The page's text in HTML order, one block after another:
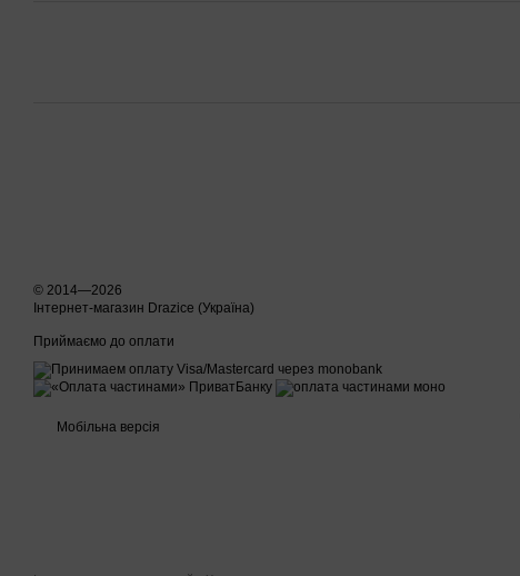
© 2014—2026
Інтернет-магазин Drazice (Україна)
Приймаємо до оплати
Мобільна версія